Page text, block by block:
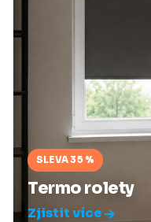
SLEVA 35 %
Termo rolety
Zjistit více